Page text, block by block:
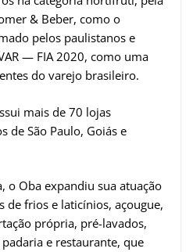
& Beber, como o
pelos paulistanos e
— FIA 2020, como uma
do varejo brasileiro.
mais de 70 lojas
de São Paulo, Goiás e
o Oba expandiu sua atuação
de frios e laticínios, açougue,
própria, pré-lavados,
e restaurante, que